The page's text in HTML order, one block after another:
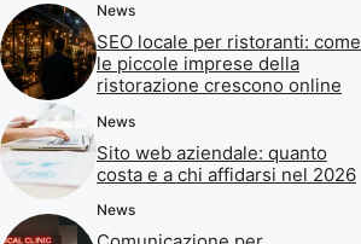
News
SEO locale per ristoranti: come
le piccole imprese della
ristorazione crescono online
News
Sito web aziendale: quanto
costa e a chi affidarsi nel 2026
News